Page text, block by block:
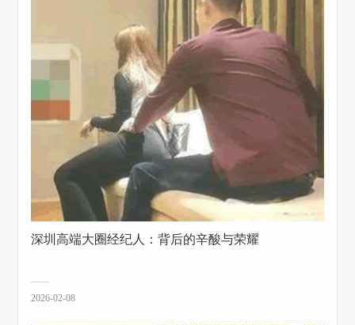
深圳高端大圈经纪人：背后的辛酸与荣耀
2026-02-08